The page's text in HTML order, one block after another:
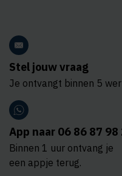
Stel jouw vraag
Je ontvangt binnen 5
App naar 06 86 87 98
Binnen 1 uur ontvang je
een appje terug.